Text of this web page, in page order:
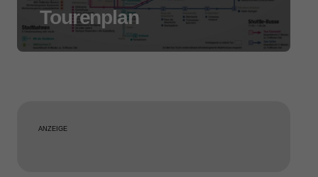
Tourenplan
ANZEIGE